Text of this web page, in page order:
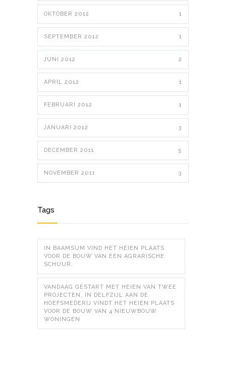
OKTOBER 2012 1
SEPTEMBER 2012 1
JUNI 2012 2
APRIL 2012 1
FEBRUARI 2012 1
JANUARI 2012 3
DECEMBER 2011 5
NOVEMBER 2011 3
Tags
IN BAAMSUM VIND HET HEIEN PLAATS
VOOR DE BOUW VAN EEN AGRARISCHE
SCHUUR.
VANDAAG GESTART MET HEIEN VAN TWEE
PROJECTEN. IN DELFZIJL AAN DE
HOEFSMEDERIJ VINDT HET HEIEN PLAATS
VOOR DE BOUW VAN 4 NIEUWBOUW
WONINGEN